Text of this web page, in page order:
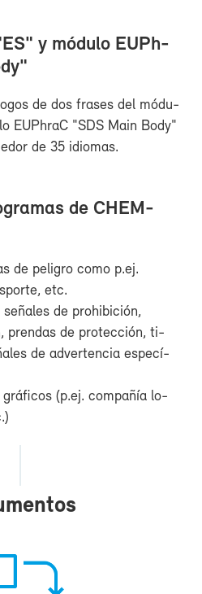
y mó­du­lo EUPh­
de dos fra­ses del mó­du­
EUPh­raC "SDS Main Body"
de 35 idio­mas.
de CHEM­
de pe­li­gro co­mo p.ej.
etc.
de prohi­bi­ción,
pren­das de pro­tec­ción, ti­
de ad­ver­ten­cia es­pe­cí­
grá­fi­cos (p.ej. com­pa­ñía lo­